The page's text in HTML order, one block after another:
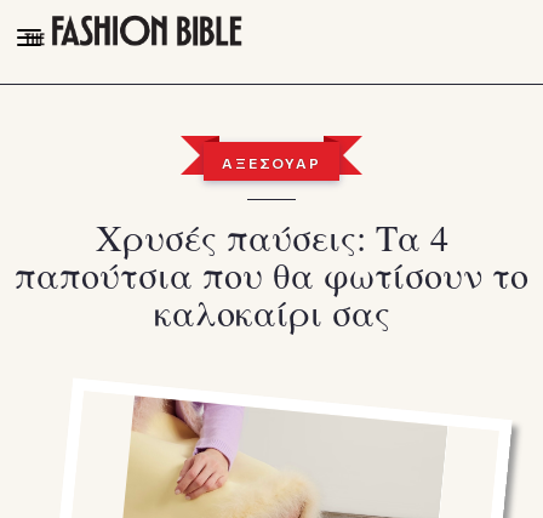
THE FASHION BIBLE
TALK OF THE TOWN
PLEASURES
Facebook
Instagram
ΑΞΕΣΟΥΑΡ
Χρυσές παύσεις: Τα 4
παπούτσια που θα φωτίσουν το
καλοκαίρι σας